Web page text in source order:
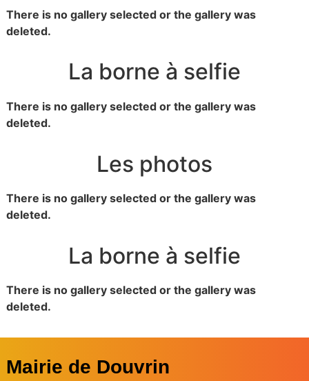
There is no gallery selected or the gallery was
deleted.
La borne à selfie
There is no gallery selected or the gallery was
deleted.
Les photos
There is no gallery selected or the gallery was
deleted.
La borne à selfie
There is no gallery selected or the gallery was
deleted.
Mairie de Douvrin